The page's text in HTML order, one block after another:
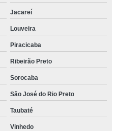
Jacareí
Louveira
Piracicaba
Ribeirão Preto
Sorocaba
São José do Rio Preto
Taubaté
Vinhedo